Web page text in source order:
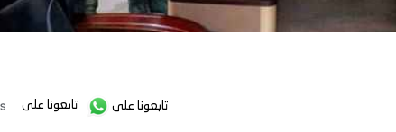
تابعونا على تابعونا على